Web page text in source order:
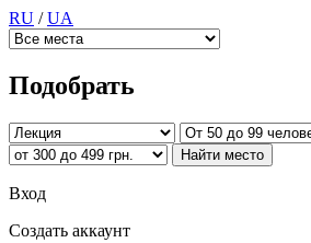
RU /UA
Подобрать
Вход
Создать аккаунт